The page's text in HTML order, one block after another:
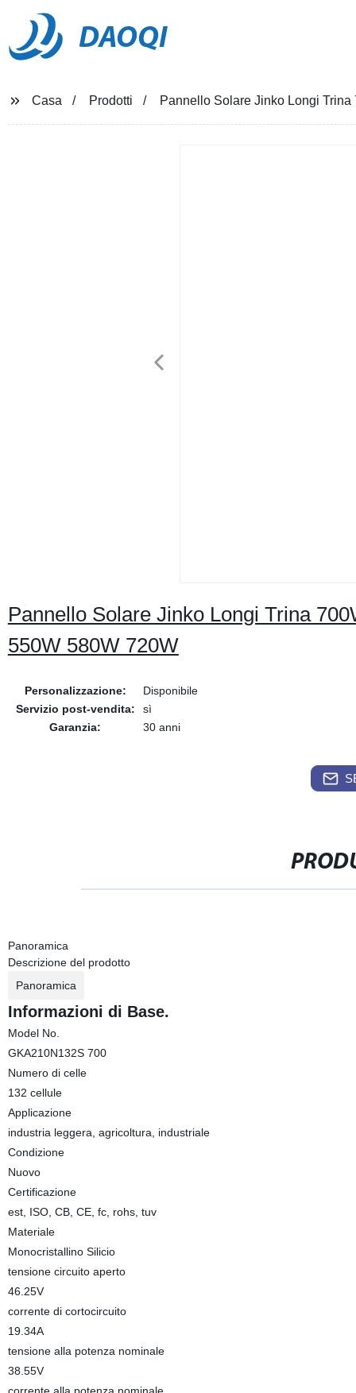
DAOQI
Casa Prodotti Pannello Solare Jinko Longi
Pannello Solare Jinko Longi Trina
550W 580W 720W
Personalizzazione:
Disponibile
Servizio post-vendita:
sì
Garanzia:
30 anni
Panoramica
Descrizione del prodotto
Panoramica
Informazioni di Base.
Model No.
GKA210N132S 700
Numero di celle
132 cellule
Applicazione
industria leggera, agricoltura, industriale
Condizione
Nuovo
Certificazione
est, ISO, CB, CE, fc, rohs, tuv
Materiale
Monocristallino Silicio
tensione circuito aperto
46.25V
corrente di cortocircuito
19.34A
tensione alla potenza nominale
38.55V